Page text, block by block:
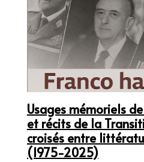
Usages mémoriels
et récits de la
croisés entre
(1975-2025)